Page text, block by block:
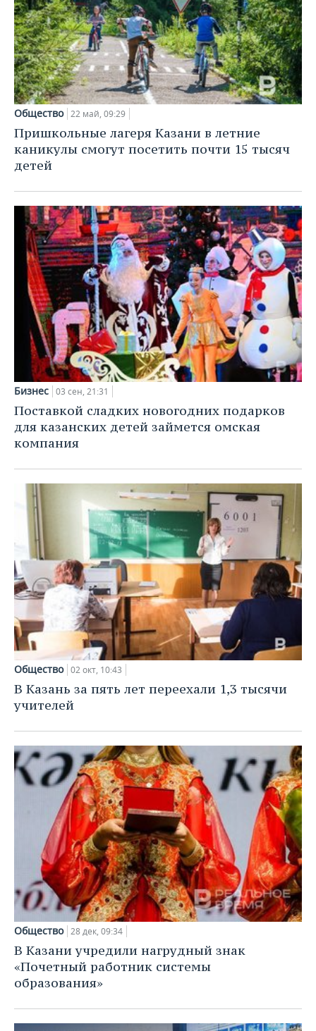
Общество 22 май, 09:29
Пришкольные лагеря Казани в летние
каникулы смогут посетить почти 15 тысяч
детей
Бизнес 03 сен, 21:31
Поставкой сладких новогодних подарков
для казанских детей займется омская
компания
Общество 02 окт, 10:43
В Казань за пять лет переехали 1,3 тысячи
учителей
Общество 28 дек, 09:34
В Казани учредили нагрудный знак
«Почетный работник системы
образования»